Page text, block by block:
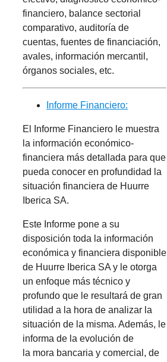
financiero, balance sectorial
comparativo, auditoría de
cuentas, fuentes de financiación,
avales, información mercantil,
órganos sociales, etc.
Informe Financiero:
El Informe Financiero le muestra
la información económico-
financiera más detallada para que
pueda conocer en profundidad la
situación financiera de Huurre
Iberica SA.
Este Informe pone a su
disposición toda la información
económica y financiera disponible
de Huurre Iberica SA y le otorga
un enfoque más técnico y
profundo que le resultará de gran
utilidad a la hora de analizar la
situación de la misma. Además, le
informa de la evolución de
la mora bancaria y comercial, de